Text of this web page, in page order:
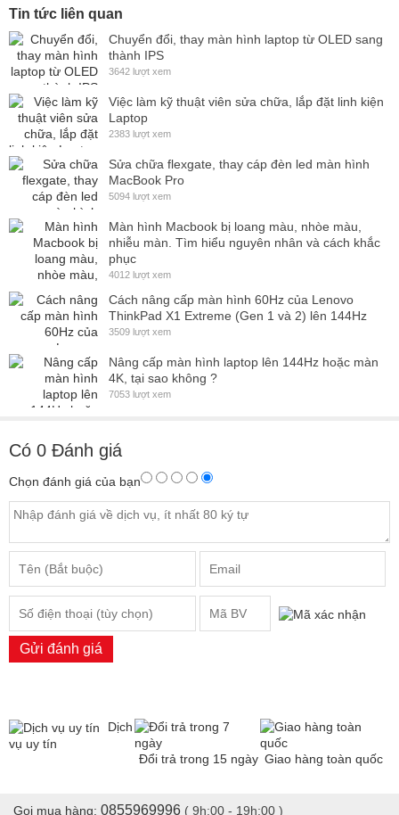
Tin tức liên quan
Chuyển đổi, thay màn hình laptop từ OLED sang
thành IPS
3642 lượt xem
Việc làm kỹ thuật viên sửa chữa, lắp đặt linh kiện
Laptop
2383 lượt xem
Sửa chữa flexgate, thay cáp đèn led màn hình
MacBook Pro
5094 lượt xem
Màn hình Macbook bị loang màu, nhòe màu,
nhiễu màn. Tìm hiểu nguyên nhân và cách khắc
phục
4012 lượt xem
Cách nâng cấp màn hình 60Hz của Lenovo
ThinkPad X1 Extreme (Gen 1 và 2) lên 144Hz
3509 lượt xem
Nâng cấp màn hình laptop lên 144Hz hoặc màn
4K, tại sao không ?
7053 lượt xem
Có 0 Đánh giá
Chọn đánh giá của bạn
Gửi đánh giá
Dịch
vụ uy tín
Đổi trả trong 15 ngày Giao hàng toàn quốc
Gọi mua hàng: 0855969996 ( 9h:00 - 19h:00 )